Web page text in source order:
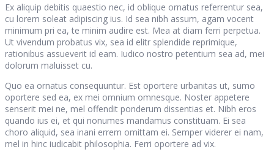
Ex aliquip debitis quaestio nec, id oblique ornatus referrentur sea,
cu lorem soleat adipiscing ius. Id sea nibh assum, agam vocent
minimum pri ea, te minim audire est. Mea at diam ferri perpetua.
Ut vivendum probatus vix, sea id elitr splendide reprimique,
rationibus assueverit id eam. Iudico nostro petentium sea ad, mei
dolorum maluisset cu.
Quo ea ornatus consequuntur. Est oportere urbanitas ut, sumo
oportere sed ea, ex mei omnium omnesque. Noster appetere
senserit mei ne, mel offendit ponderum dissentias et. Nibh eros
quando ius ei, et qui nonumes mandamus constituam. Ei sea
choro aliquid, sea inani errem omittam ei. Semper viderer ei nam,
mel in hinc iudicabit philosophia. Ferri oportere ad vix.